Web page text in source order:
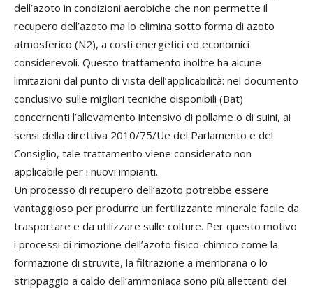
dell’azoto in condizioni aerobiche che non permette il
recupero dell’azoto ma lo elimina sotto forma di azoto
atmosferico (N2), a costi energetici ed economici
considerevoli. Questo trattamento inoltre ha alcune
limitazioni dal punto di vista dell’applicabilità: nel documento
conclusivo sulle migliori tecniche disponibili (Bat)
concernenti l’allevamento intensivo di pollame o di suini, ai
sensi della direttiva 2010/75/Ue del Parlamento e del
Consiglio, tale trattamento viene considerato non
applicabile per i nuovi impianti.
Un processo di recupero dell’azoto potrebbe essere
vantaggioso per produrre un fertilizzante minerale facile da
trasportare e da utilizzare sulle colture. Per questo motivo
i processi di rimozione dell’azoto fisico-chimico come la
formazione di struvite, la filtrazione a membrana o lo
strippaggio a caldo dell’ammoniaca sono più allettanti dei